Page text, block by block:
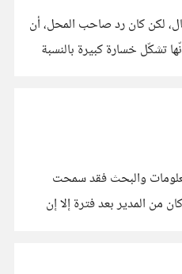
لكن كان رد صاحب المحل، أن
تشكّل خسارة كبيرة بالنسبة
والبحث فقد سمحت
من المدير بعد فترة إلا إن